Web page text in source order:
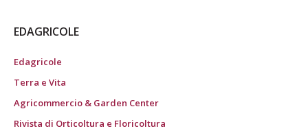
EDAGRICOLE
Edagricole
Terra e Vita
Agricommercio & Garden Center
Rivista di Orticoltura e Floricoltura